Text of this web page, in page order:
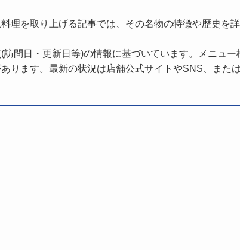
理を取り上げる記事では、その名物の特徴や歴史を
問日・更新日等)の情報に基づいています。メニュ
ります。最新の状況は店舗公式サイトやSNS、また